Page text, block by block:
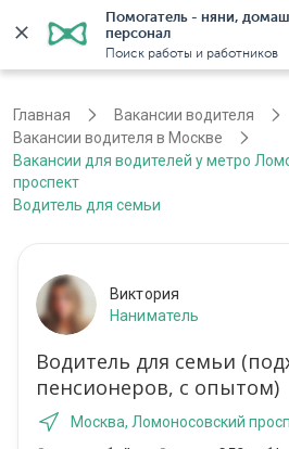
Помогатель - няни,
персонал
Поиск работы и работников
Главная
Вакансии водителя
Вакансии водителя в Москве
Вакансии для водителей у метро
проспект
Водитель для семьи
Виктория
Наниматель
Водитель для семьи
пенсионеров, с опытом)
Москва, Ломоносовский